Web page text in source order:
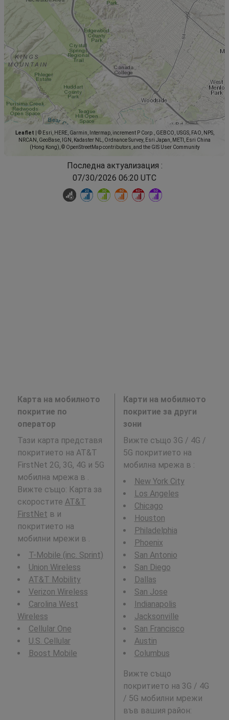
Leaflet
© Esri, HERE, Garmin, Intermap, increment P Corp., GEBCO, USGS, FAO, NPS,
NRCAN, GeoBase, IGN, Kadaster NL, Ordnance Survey, Esri Japan, METI, Esri China
(Hong Kong), © OpenStreetMap contributors, and the GIS User Community
Последна актуализация :
07/30/2026 06:20 UTC
Карта на мобилното
покритие по
оператор
Тази карта представя
покритието на AT&T
FirstNet 2G, 3G, 4G и 5G
мобилна мрежа в .
Вижте също: Карта за
скоростите AT&T
FirstNet в и
покритието на
мобилни мрежи в .
T-Mobile (inc. Sprint)
Union Wireless
AT&T Mobility
Verizon Wireless
Carolina West
Wireless
Cellular One
U.S. Cellular
Boost Mobile
Карти на мобилното
покритие за други
зони
Вижте също 3G / 4G /
5G покритието на
мобилна мрежа в :
New York City
Los Angeles
Chicago
Houston
Philadelphia
Phoenix
San Antonio
San Diego
Dallas
San Jose
Indianapolis
Jacksonville
San Francisco
Austin
Columbus
Вижте също
покритието на 3G / 4G
/ 5G мобилни мрежи
във вашия район: